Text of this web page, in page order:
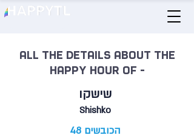
All the details about the
happy hour of -
שישקו
Shishko
הכובשים 48